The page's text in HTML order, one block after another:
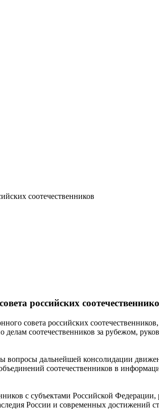
соотечественников
российских
совета российских
соотечественников за рубежом,
дальнейшей консолидации
соотечественников в
с субъектами Российской
России и современных достижений